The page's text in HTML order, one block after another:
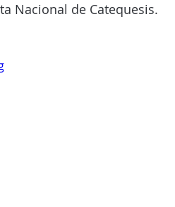
Nacional de Catequesis.